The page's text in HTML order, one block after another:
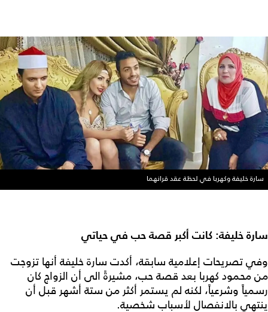
سارة خليفة وكهربا في لحظة عقد قرانهما
سارة خليفة: كانت أكبر قصة حب في حياتي
وفي تصريحات إعلامية سابقة، أكدت سارة خليفة أنها تزوجت
من محمود كهربا بعد قصة حب، مشيرةً الى أن الزواج كان
رسمياً وشرعياً، لكنه لم يستمر أكثر من ستة أشهر قبل أن
ينتهي بالانفصال لأسباب شخصية.